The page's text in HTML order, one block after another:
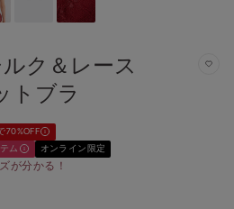
ルク＆レース
トブラ
70%OFF
ム
オンライン限定
が分かる！